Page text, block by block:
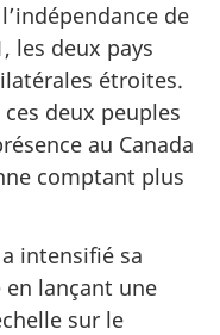
de
les deux pays
étroites.
deux peuples
au Canada
comptant plus
a intensifié sa
lançant une
sur le